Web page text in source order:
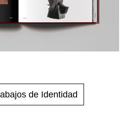
de Identidad